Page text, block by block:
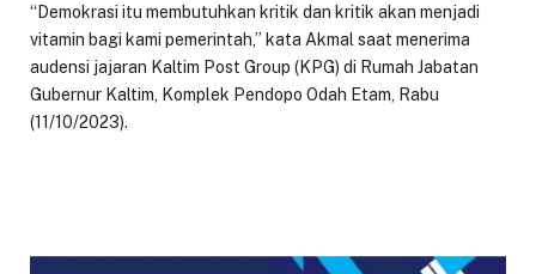
“Demokrasi itu membutuhkan kritik dan kritik akan menjadi
vitamin bagi kami pemerintah,” kata Akmal saat menerima
audensi jajaran Kaltim Post Group (KPG) di Rumah Jabatan
Gubernur Kaltim, Komplek Pendopo Odah Etam, Rabu
(11/10/2023).